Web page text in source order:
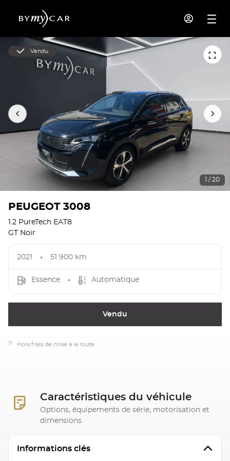
Vendu
1 / 20
PEUGEOT 3008
1.2 PureTech EAT8
GT Noir
2021 51 900 km
Essence Automatique
Vendu
(1) Hors frais de mise à la route.
Caractéristiques du véhicule
Options, équipements de série, motorisation et
dimensions
Informations clés